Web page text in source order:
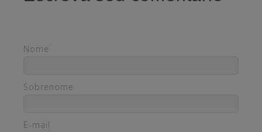
Nome
Sobrenome
E-mail